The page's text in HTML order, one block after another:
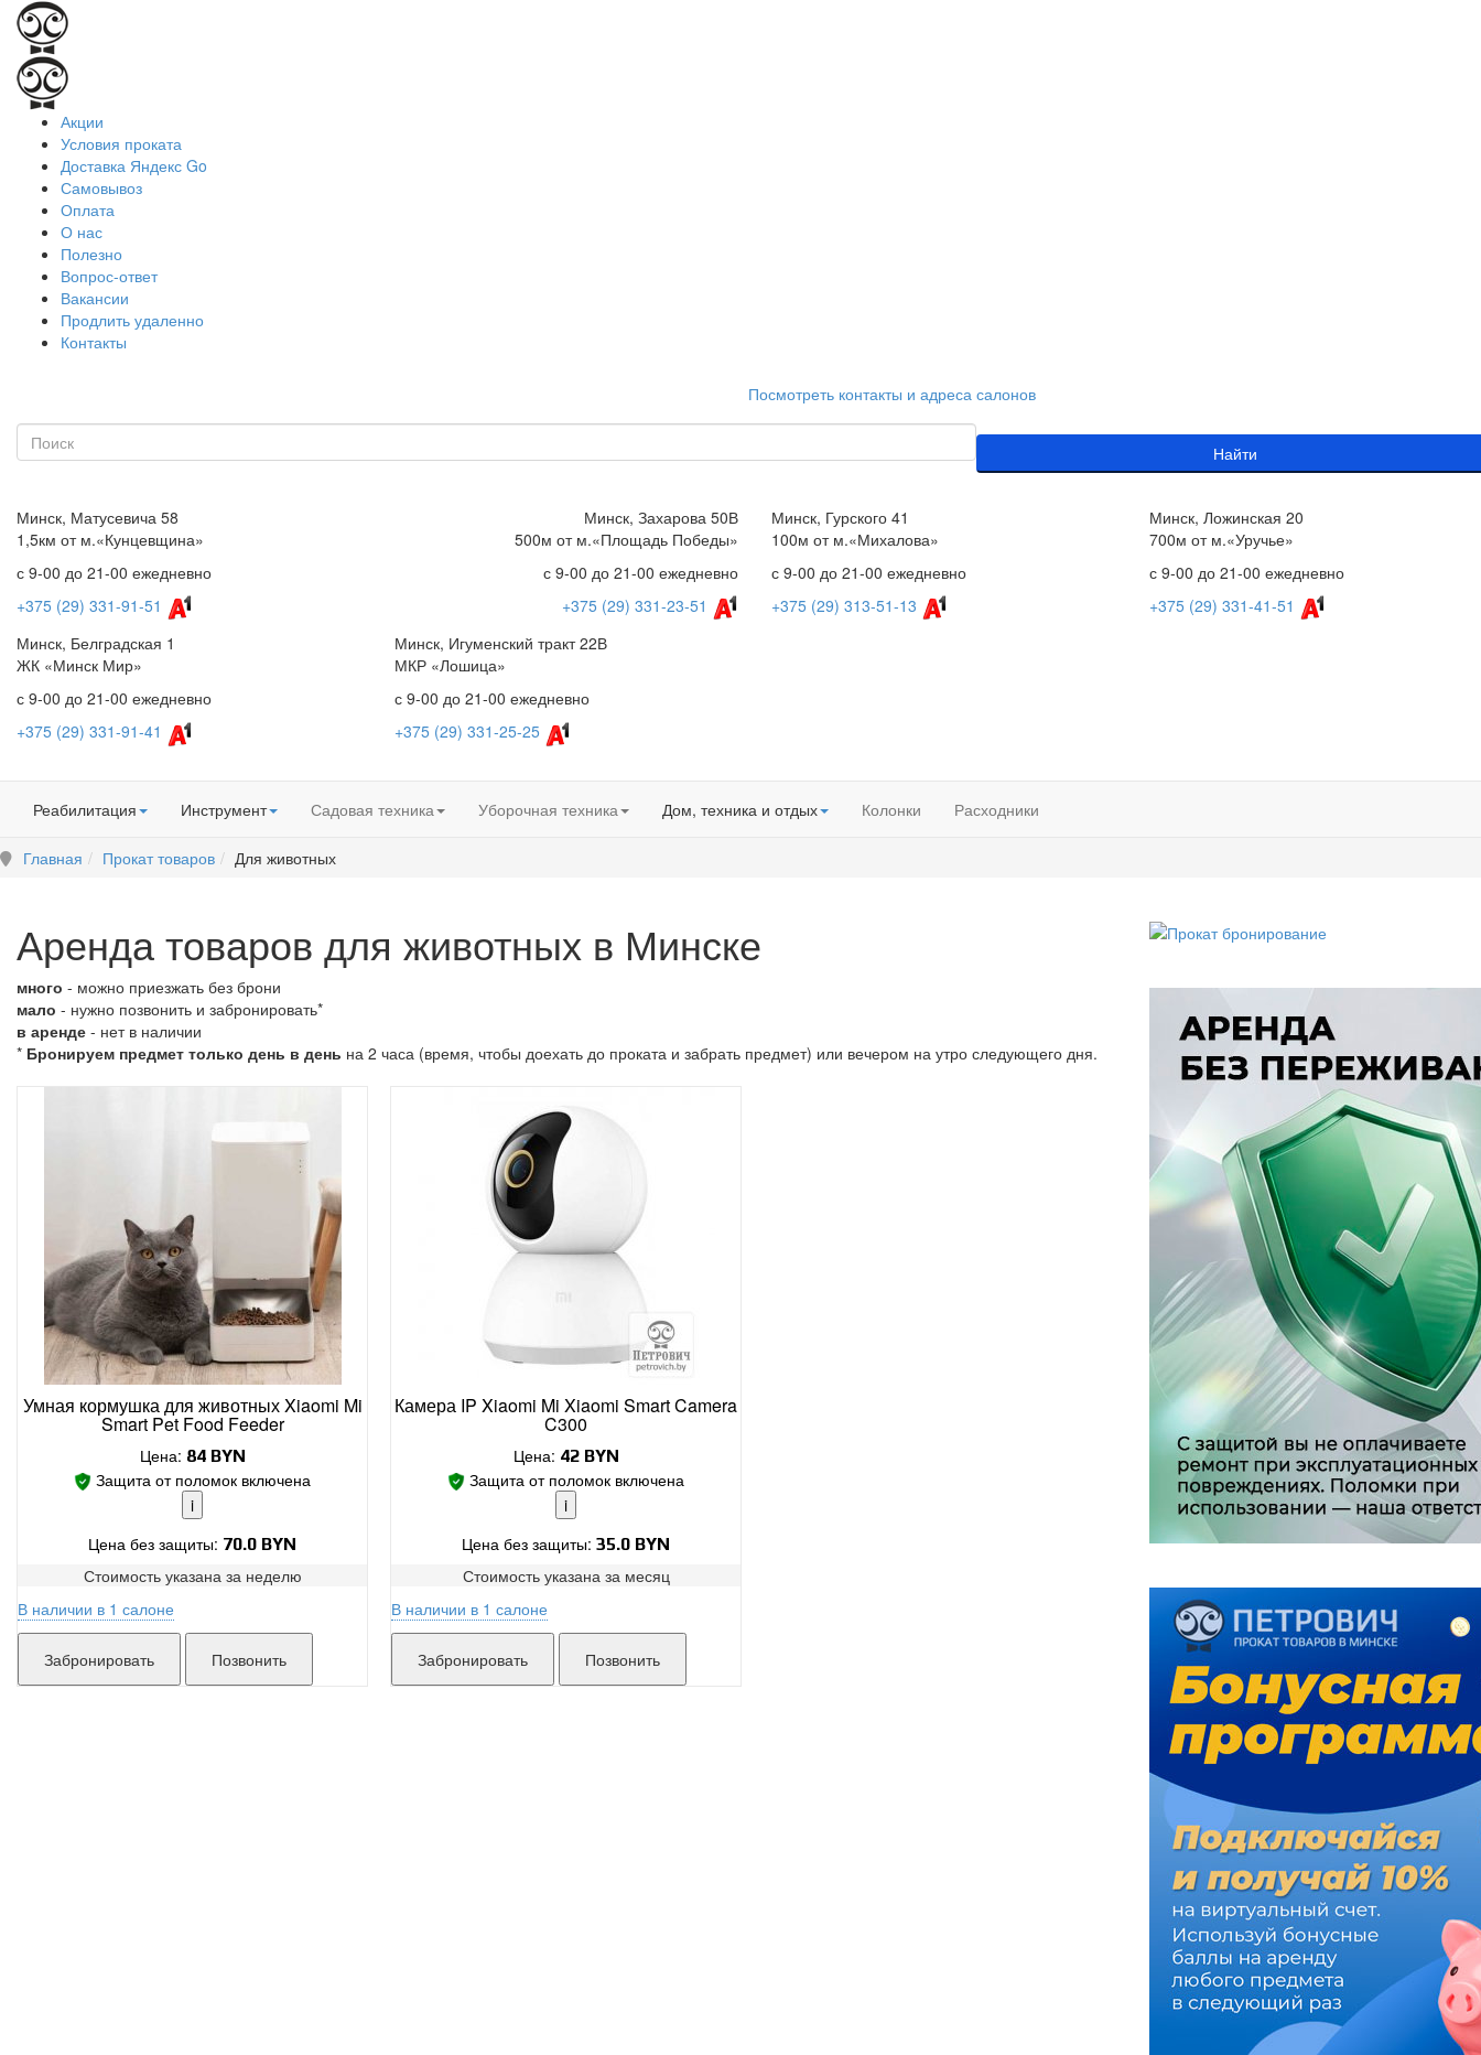
Акции
Условия проката
Доставка Яндекс Go
Самовывоз
Оплата
О нас
Полезно
Вопрос-ответ
Вакансии
Продлить удаленно
Контакты
Посмотреть контакты и адреса салонов
Найти
Минск, Матусевича 58
1,5км от м.«Кунцевщина»
с 9-00 до 21-00 ежедневно
+375 (29) 331-91-51
Минск, Захарова 50В
500м от м.«Площадь Победы»
с 9-00 до 21-00 ежедневно
+375 (29) 331-23-51
Минск, Гурского 41
100м от м.«Михалова»
с 9-00 до 21-00 ежедневно
+375 (29) 313-51-13
Минск, Ложинская 20
700м от м.«Уручье»
с 9-00 до 21-00 ежедневно
+375 (29) 331-41-51
Минск, Белградская 1
ЖК «Минск Мир»
с 9-00 до 21-00 ежедневно
+375 (29) 331-91-41
Минск, Игуменский тракт 22В
МКР «Лошица»
с 9-00 до 21-00 ежедневно
+375 (29) 331-25-25
Реабилитация Инструмент Садовая техника Уборочная техника Дом, техника и отдых Колонки Расходники
Главная Прокат товаров Для животных
Аренда товаров для животных в Минске
много - можно приезжать без брони
мало - нужно позвонить и забронировать*
в аренде - нет в наличии
* Бронируем предмет только день в день на 2 часа (время, чтобы доехать до проката и забрать предмет) или вечером на утро следующего дня.
Умная кормушка для животных Xiaomi Mi
Smart Pet Food Feeder
Цена: 84 BYN
Защита от поломок включена
i
Поломки в работе покрыты.
Замена без ожидания.
Без скрытых платежей.
Цена без защиты: 70.0 BYN
Стоимость указана за неделю
В наличии в 1 салоне
Захарова:мало
Позвонить
Камера IP Xiaomi Mi Xiaomi Smart Camera
C300
Цена: 42 BYN
Защита от поломок включена
i
Поломки в работе покрыты.
Замена без ожидания.
Без скрытых платежей.
Цена без защиты:35.0 BYN
Стоимость указана за месяц
В наличии в 1 салоне
Захарова:мало
Позвонить